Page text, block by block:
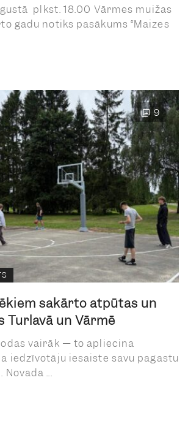
plkst. 18.00 Vārmes muižas
gadu notiks pasākums “Maizes
9
sakārto atpūtas un
Turlavā un Vārmē
vairāk — to apliecina
iedzīvotāju iesaiste savu pagastu
...